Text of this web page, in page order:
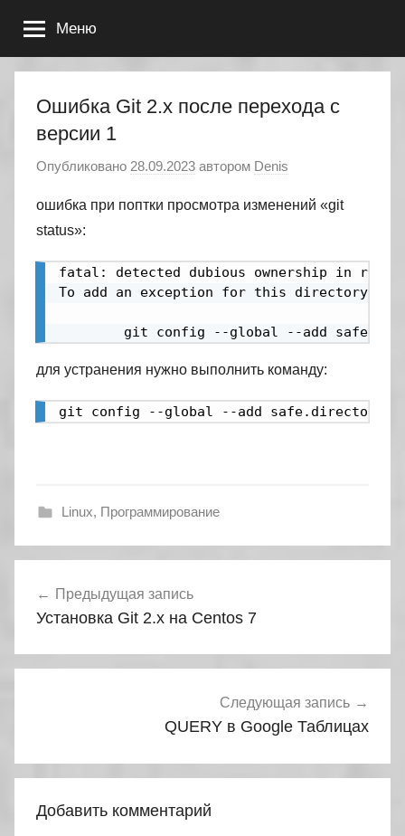
содержимому
Меню
Ошибка Git 2.x после перехода с
версии 1
Опубликовано 28.09.2023 автором Denis
ошибка при поптки просмотра изменений «git
status»:
fatal: detected dubious ownership in
To add an exception for this directory,
git config --global --add
для устранения нужно выполнить команду:
git config --global --add safe.directory
Linux, Программирование
по
Предыдущая запись
Установка Git 2.x на Centos 7
Следующая запись
QUERY в Google Таблицах
Добавить комментарий